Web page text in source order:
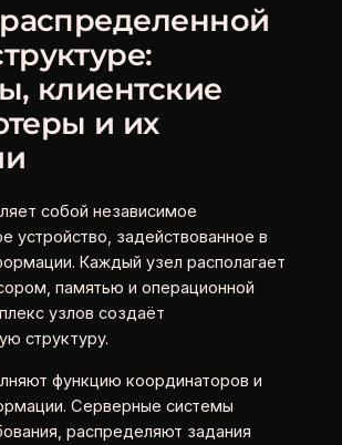
клиентские
и их
собой независимое
устройство, задействованное в
Каждый узел располагает
памятью и операционной
узлов создаёт
структуру.
функцию координаторов и
Серверные системы
распределяют задания